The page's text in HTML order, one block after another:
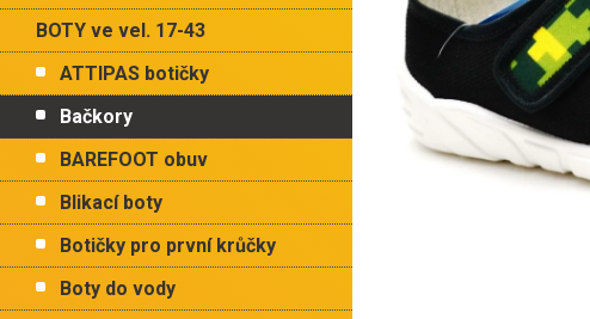
l
BOTY ve vel. 17-43
ATTIPAS botičky
Bačkory
BAREFOOT obuv
Blikací boty
Botičky pro první krůčky
Boty do vody